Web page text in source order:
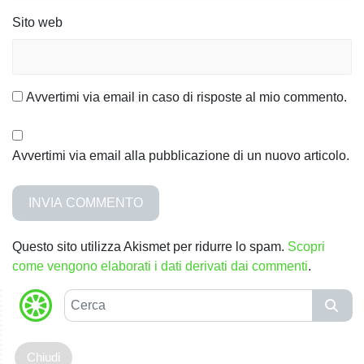
i
Sito web
Avvertimi via email in caso di risposte al mio commento.
Avvertimi via email alla pubblicazione di un nuovo articolo.
Questo sito utilizza Akismet per ridurre lo spam. Scopri
come vengono elaborati i dati derivati dai commenti.
C
e
c